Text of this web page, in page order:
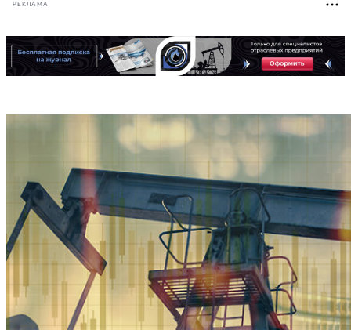
РЕКЛАМА